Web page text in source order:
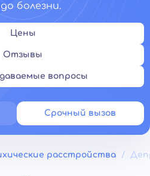
болезни.
Цены
Отзывы
вопросы
Срочный вызов
расстройства